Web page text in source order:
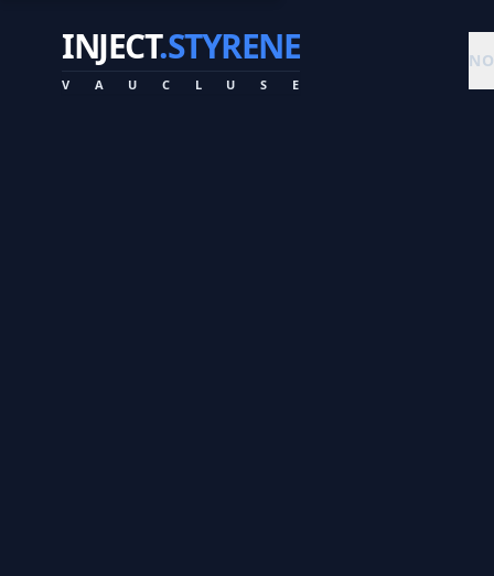
INJECT.STYRENE
V A U C L U S E